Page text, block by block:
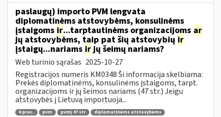
paslaugų) importo PVM lengvata
diplomatinėms atstovybėms, konsulinėms
įstaigoms ir...tarptautinėms organizacijoms ar
jų atstovybėms, taip pat šių atstovybių ir
įstaigų...nariams irjų šeimų nariams?
Web turinio sąrašas 2025-10-27
Registracijos numeris KM0348 Ši informacija skelbiama:
Prekės diplomatinėms, konsulinėms įstaigoms, tarpt.
organizacijoms ir jų šeimos nariams (47 str.) Jeigu
atstovybės į Lietuvą importuoja...
0 proc. pvm pvmį 47 str
diplomatinėms atstovybėms